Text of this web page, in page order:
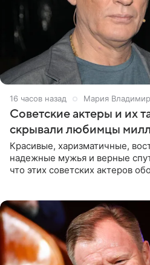
16 часов назад Мария
Советские актеры и их
скрывали любимцы
Красивые, харизматичные,
надежные мужья и верные
что этих советских актеров